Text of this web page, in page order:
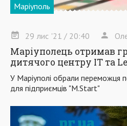
Маріуполь
29 лис '21 / 20:40
Маріуполець отримав
дитячого центру IT та
У Маріуполі обрали переможця
для підприємців "M.Start"